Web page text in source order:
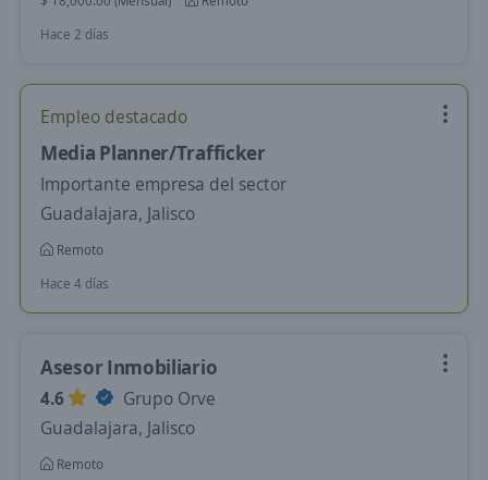
Hace 2 días
Empleo destacado
Media Planner/Trafficker
Importante empresa del sector
Guadalajara, Jalisco
Remoto
Hace 4 días
Asesor Inmobiliario
4.6
Grupo Orve
Guadalajara, Jalisco
Remoto